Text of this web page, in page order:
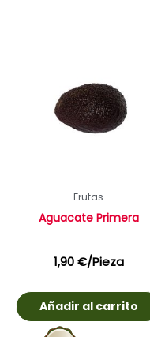
Frutas
Aguacate Primera
1,90€/Pieza
Añadir al carrito